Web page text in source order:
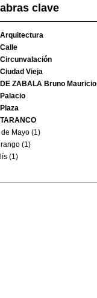
clave
Arquitectura
Calle
Circunvalación
Ciudad Vieja
DE ZABALA Bruno Mauricio
Palacio
Plaza
TARANCO
Mayo (1)
(1)
(1)